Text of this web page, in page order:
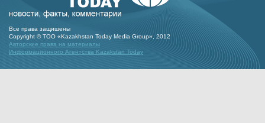
Все права защишены
Copyright © ТОО «Kazakhstan Today Media Group», 2012
Авторские права на материалы
Информационного Агентства Kazakstan Today